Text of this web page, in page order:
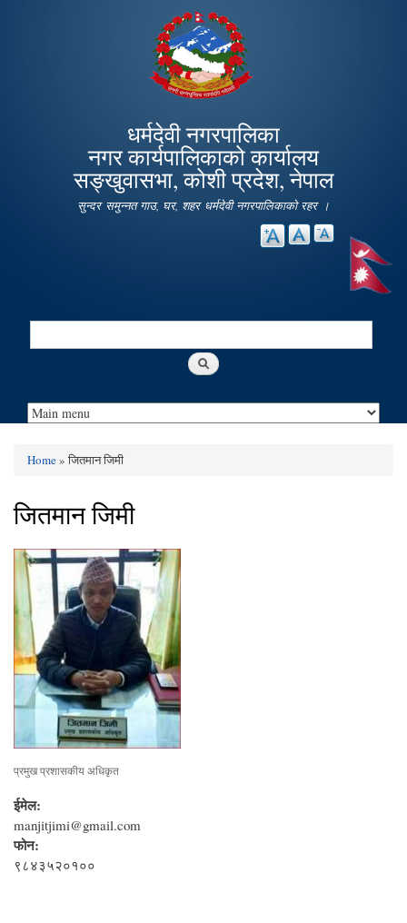
main
content
धर्मदेवी नगरपालिका
नगर कार्यपालिकाको कार्यालय
सङ्खुवासभा, कोशी प्रदेश, नेपाल
सुन्दर समुन्नत गाउ, घर, शहर धर्मदेवी नगरपालिकाको रहर ।
Search
Home» जितमान जिमी
जितमान जिमी
प्रमुख प्रशासकीय अधिकृत
ईमेल:
manjitjimi@gmail.com
फोन:
९८४३५२०१००